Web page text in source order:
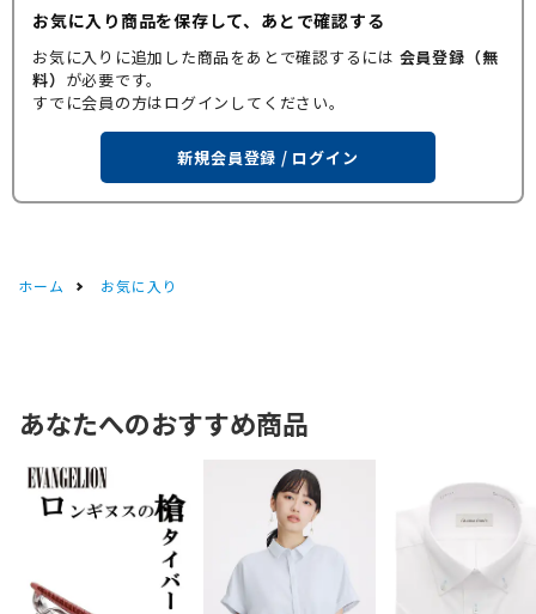
お気に入り商品を保存して、あとで確認する
お気に入りに追加した商品をあとで確認するには 会員登録（無
料） が必要です。
すでに会員の方はログインしてください。
新規会員登録 / ログイン
ホーム お気に入り